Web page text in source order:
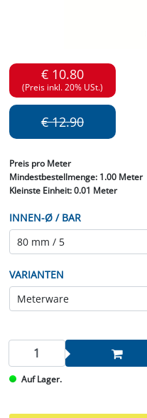
€ 10.80
(Preis inkl. 20% USt.)
€ 12.90
Preis pro Meter
Mindestbestellmenge: 1.00 Meter
Kleinste Einheit:0.01 Meter
INNEN-Ø / BAR
VARIANTEN
Auf Lager.